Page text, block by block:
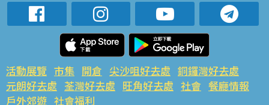
活動展覽 市集 開倉 尖沙咀好去處 銅鑼灣好去處
元朗好去處 荃灣好去處 旺角好去處 社會 餐廳情報
戶外郊遊 社會福利